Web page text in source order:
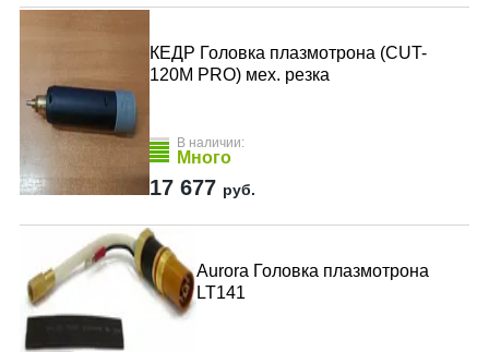
КЕДР Головка плазмотрона (CUT-
120M PRO) мех. резка
В наличии:
Много
17 677 руб.
Aurora Головка плазмотрона
LT141